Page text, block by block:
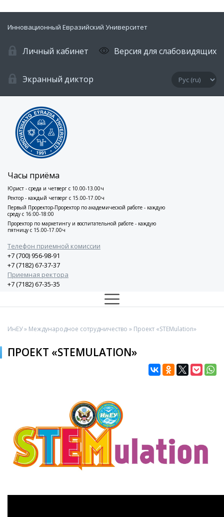
Инновационный Евразийский Университет
Личный кабинет Версия для слабовидящих
Экранный диктор
Часы приёма
Юрист - среда и четверг с 10.00-13.00ч
Ректор - каждый четверг с 15.00-17.00ч
Первый Проректор-Проректор по академической работе - каждую
среду с 16:00-18:00
Проректор по маркетингу и воспитательной работе - каждую
пятницу с 15.00-17.00ч
Телефон приемной комиссии
+7 (700) 956-98-91
+7 (7182) 67-37-37
Приемная ректора
+7 (7182) 67-35-35
ИнЕУ» Международное сотрудничество » Проект «STEMulation»
ПРОЕКТ «STEMULATION»